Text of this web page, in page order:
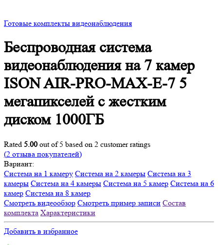
Готовые комплекты видеонаблюдения
Беспроводная система
видеонаблюдения на 7 камер
ISON AIR-PRO-MAX-E-7 5
мегапикселей с жестким
диском 1000ГБ
Rated 5.00 out of 5 based on 2 customer ratings
(2 отзыва покупателей)
Вариант:
Система на 1 камеру Система на 2 камеры Система на 3
камеры Система на 4 камеры Система на 5 камер Система на 6
камер Система на 8 камер
Смотреть видеообзор Смотреть пример записи Состав
комплекта Характеристики
Добавить в избранное